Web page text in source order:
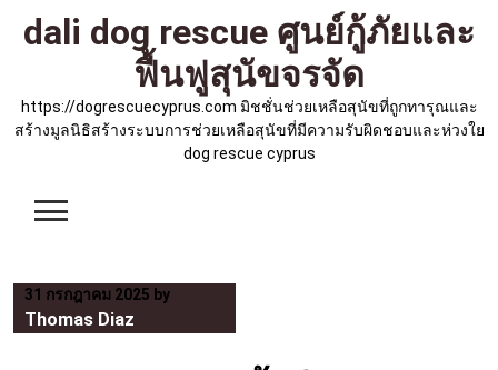
dali dog rescue ศูนย์กู้ภัยและ
ฟื้นฟูสุนัขจรจัด
https://dogrescuecyprus.com มิชชั่นช่วยเหลือสุนัขที่ถูกทารุณและ
สร้างมูลนิธิสร้างระบบการช่วยเหลือสุนัขที่มีความรับผิดชอบและห่วงใย
dog rescue cyprus
31 กรกฎาคม 2025 by
Thomas Diaz